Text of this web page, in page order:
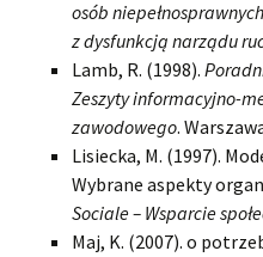
osób niepełnosprawnych
z dysfunkcją narządu
Lamb, R. (1998).
Zeszyty informacyjno-
zawodowego.
Lisiecka, M. (1997).
Wybrane aspekty
Sociale – Wsparcie
Maj, K. (2007). o